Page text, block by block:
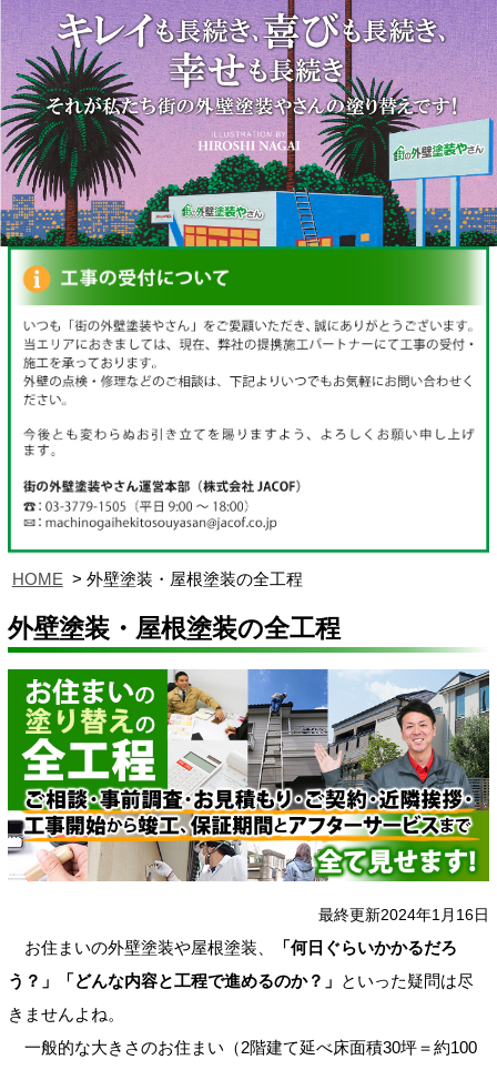
HOME 外壁塗装・屋根塗装の全工程
外壁塗装・屋根塗装の全工程
最終更新2024年1月16日
お住まいの外壁塗装や屋根塗装、
「何日ぐらいかかるだろ
う？」「どんな内容と工程で進めるのか？」 といった疑問は尽
きませんよね。
一般的な大きさのお住まい（2階建て延べ床面積30坪＝約100